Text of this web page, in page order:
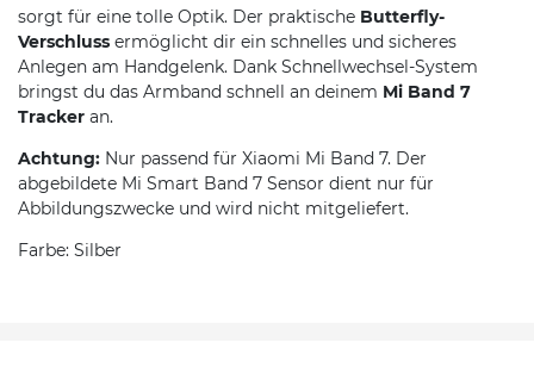
sorgt für eine tolle Optik. Der praktische Butterfly-
Verschluss ermöglicht dir ein schnelles und sicheres
Anlegen am Handgelenk. Dank Schnellwechsel-System
bringst du das Armband schnell an deinem Mi Band 7
Tracker an.
Achtung: Nur passend für Xiaomi Mi Band 7. Der
abgebildete Mi Smart Band 7 Sensor dient nur für
Abbildungszwecke und wird nicht mitgeliefert.
Farbe: Silber